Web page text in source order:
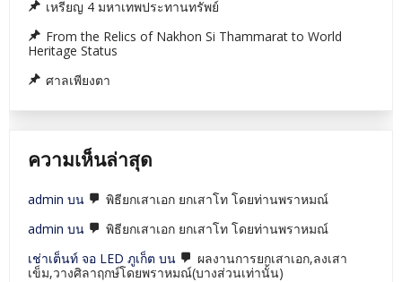
เหรียญ 4 มหาเทพประทานทรัพย์
From the Relics of Nakhon Si Thammarat to World
Heritage Status
ศาลเพียงตา
ความเห็นล่าสุด
admin บน
พิธียกเสาเอก ยกเสาโท โดยท่านพราหมณ์
admin บน
พิธียกเสาเอก ยกเสาโท โดยท่านพราหมณ์
เช่าเต็นท์ จอ LED ภูเก็ต บน
ผลงานการยกเสาเอก,ลงเสา
เข็ม,วางศิลาฤกษ์โดยพราหมณ์(บางส่วนเท่านั้น)